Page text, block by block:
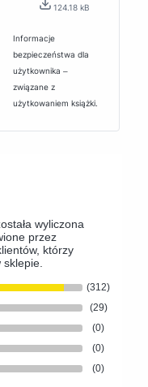
124.18 kB
Informacje
bezpieczeństwa dla
użytkownika ‒
związane z
użytkowaniem książki.
wyliczona
przez
którzy
sklepie.
(312)
(29)
(0)
(0)
(0)